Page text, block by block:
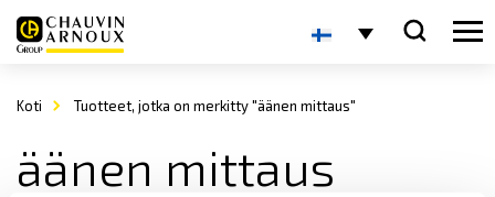
Koti Tuotteet, jotka on merkitty "äänen mittaus"
äänen mittaus